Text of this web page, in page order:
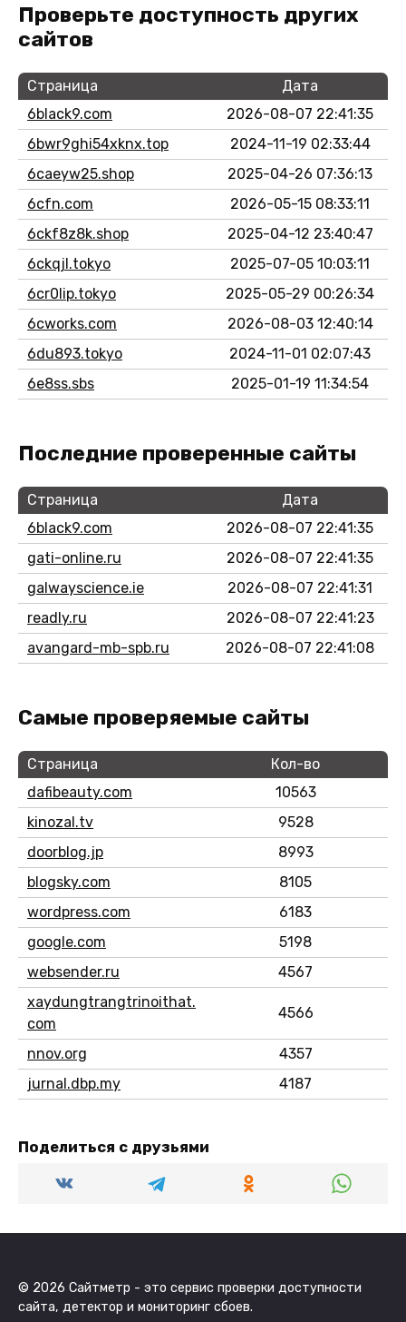
Проверьте доступность других
сайтов
Страница
Дата
6black9.com
2026-08-07 22:41:35
6bwr9ghi54xknx.top
2024-11-19 02:33:44
6caeyw25.shop
2025-04-26 07:36:13
6cfn.com
2026-05-15 08:33:11
6ckf8z8k.shop
2025-04-12 23:40:47
6ckqjl.tokyo
2025-07-05 10:03:11
6cr0lip.tokyo
2025-05-29 00:26:34
6cworks.com
2026-08-03 12:40:14
6du893.tokyo
2024-11-01 02:07:43
6e8ss.sbs
2025-01-19 11:34:54
Последние проверенные сайты
Страница
Дата
6black9.com
2026-08-07 22:41:35
gati-online.ru
2026-08-07 22:41:35
galwayscience.ie
2026-08-07 22:41:31
readly.ru
2026-08-07 22:41:23
avangard-mb-spb.ru
2026-08-07 22:41:08
Самые проверяемые сайты
Страница
Кол-во
dafibeauty.com
10563
kinozal.tv
9528
doorblog.jp
8993
blogsky.com
8105
wordpress.com
6183
google.com
5198
websender.ru
4567
xaydungtrangtrinoithat.
com
4566
nnov.org
4357
jurnal.dbp.my
4187
Поделиться с друзьями
© 2026 Сайтметр - это сервис проверки доступности
сайта, детектор и мониторинг сбоев.